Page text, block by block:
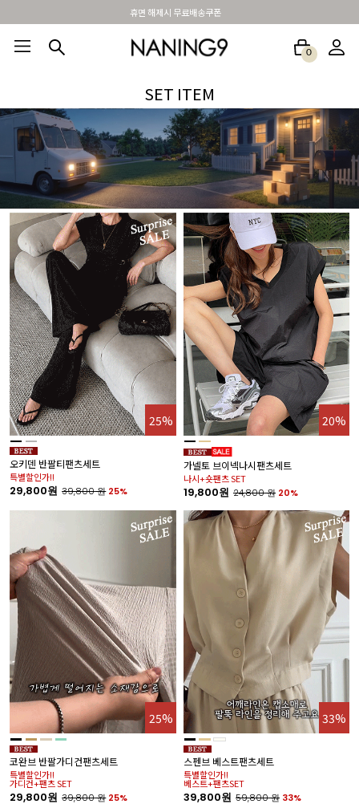
BEST 포토리뷰 - 매주 2명추첨 3만원쿠폰
0
SET ITEM
25%
오키덴 반팔티팬츠세트
특별할인가!!
29,800원 39,800원 25%
20%
가넬토 브이넥나시팬츠세트
나시+숏팬츠 SET
19,800원 24,800원 20%
25%
코완브 반팔가디건팬츠세트
특별할인가!!
가디건+팬츠 SET
29,800원 39,800원 25%
33%
스펜브 베스트팬츠세트
특별할인가!!
베스트+팬츠SET
39,800원 59,800원 33%